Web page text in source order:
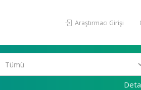
Araştırmacı Girişi